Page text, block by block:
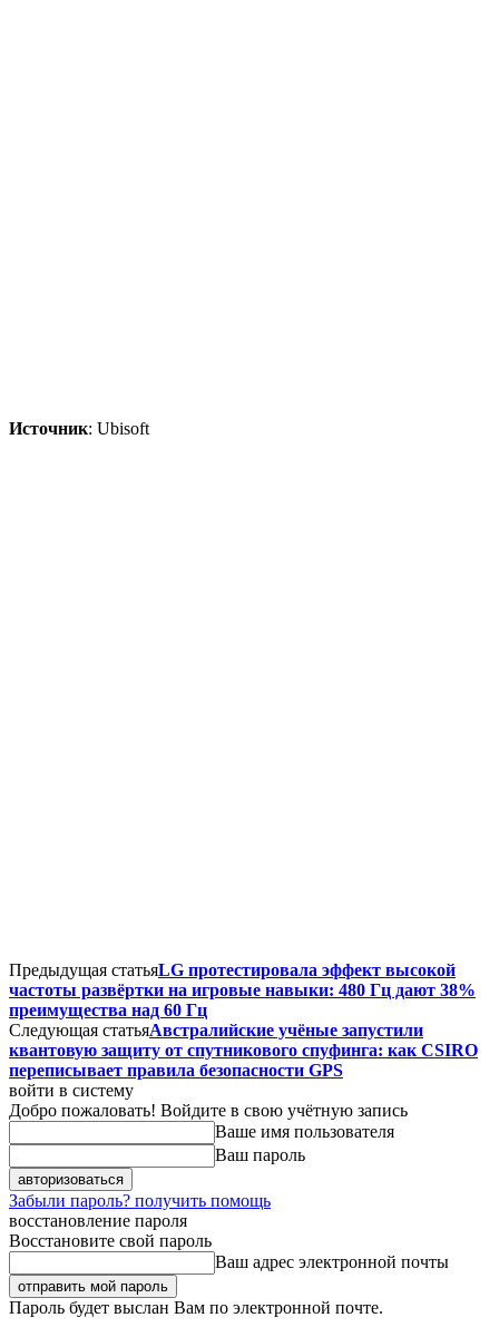
Источник: Ubisoft
Предыдущая статьяLG протестировала эффект высокой
частоты развёртки на игровые навыки: 480 Гц дают 38%
преимущества над 60 Гц
Следующая статьяАвстралийские учёные запустили
квантовую защиту от спутникового спуфинга: как CSIRO
переписывает правила безопасности GPS
войти в систему
Добро пожаловать! Войдите в свою учётную запись
Ваше имя пользователя
Ваш пароль
Забыли пароль? получить помощь
восстановление пароля
Восстановите свой пароль
Ваш адрес электронной почты
Пароль будет выслан Вам по электронной почте.